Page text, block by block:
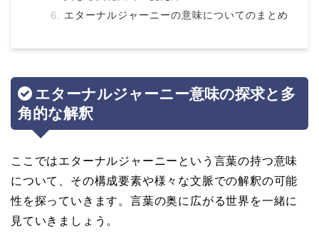
エターナルジャーニーの意味についてのまとめ
エターナルジャーニー意味の探求と多
角的な解釈
ここではエターナルジャーニーという言葉の持つ意味
について、その構成要素や様々な文脈での解釈の可能
性を探っていきます。言葉の奥に広がる世界を一緒に
見ていきましょう。